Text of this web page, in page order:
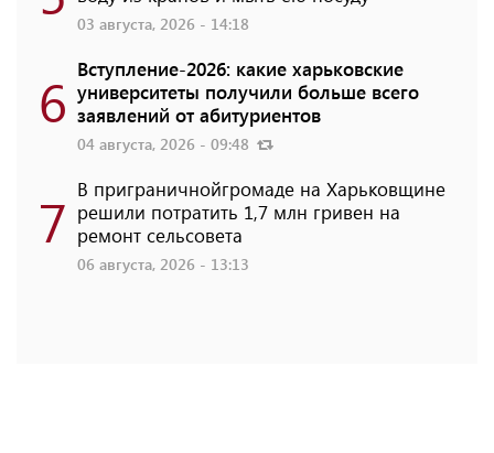
03 августа, 2026 - 14:18
6 Вступление-2026: какие харьковские
университеты получили больше всего
заявлений от абитуриентов
04 августа, 2026 - 09:48
7 В приграничнойгромаде на Харьковщине
решили потратить 1,7 млн ​​гривен на
ремонт сельсовета
06 августа, 2026 - 13:13